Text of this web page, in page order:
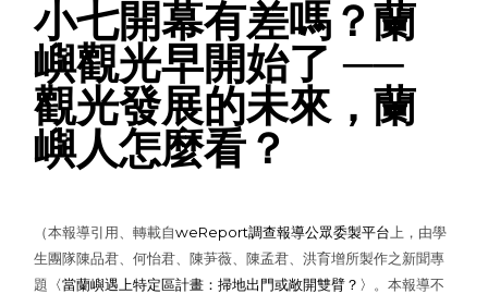
小七開幕有差嗎？蘭
嶼觀光早開始了 ──
觀光發展的未來，蘭
嶼人怎麼看？
（本報導引用、轉載自weReport調查報導公眾委製平台 上，由學
生團隊陳品君、何怡君、陳芛薇、陳孟君、洪育增所製作之新聞專
題
〈當蘭嶼遇上特定區計畫：掃地出門或敞開雙臂？〉
。本報導不